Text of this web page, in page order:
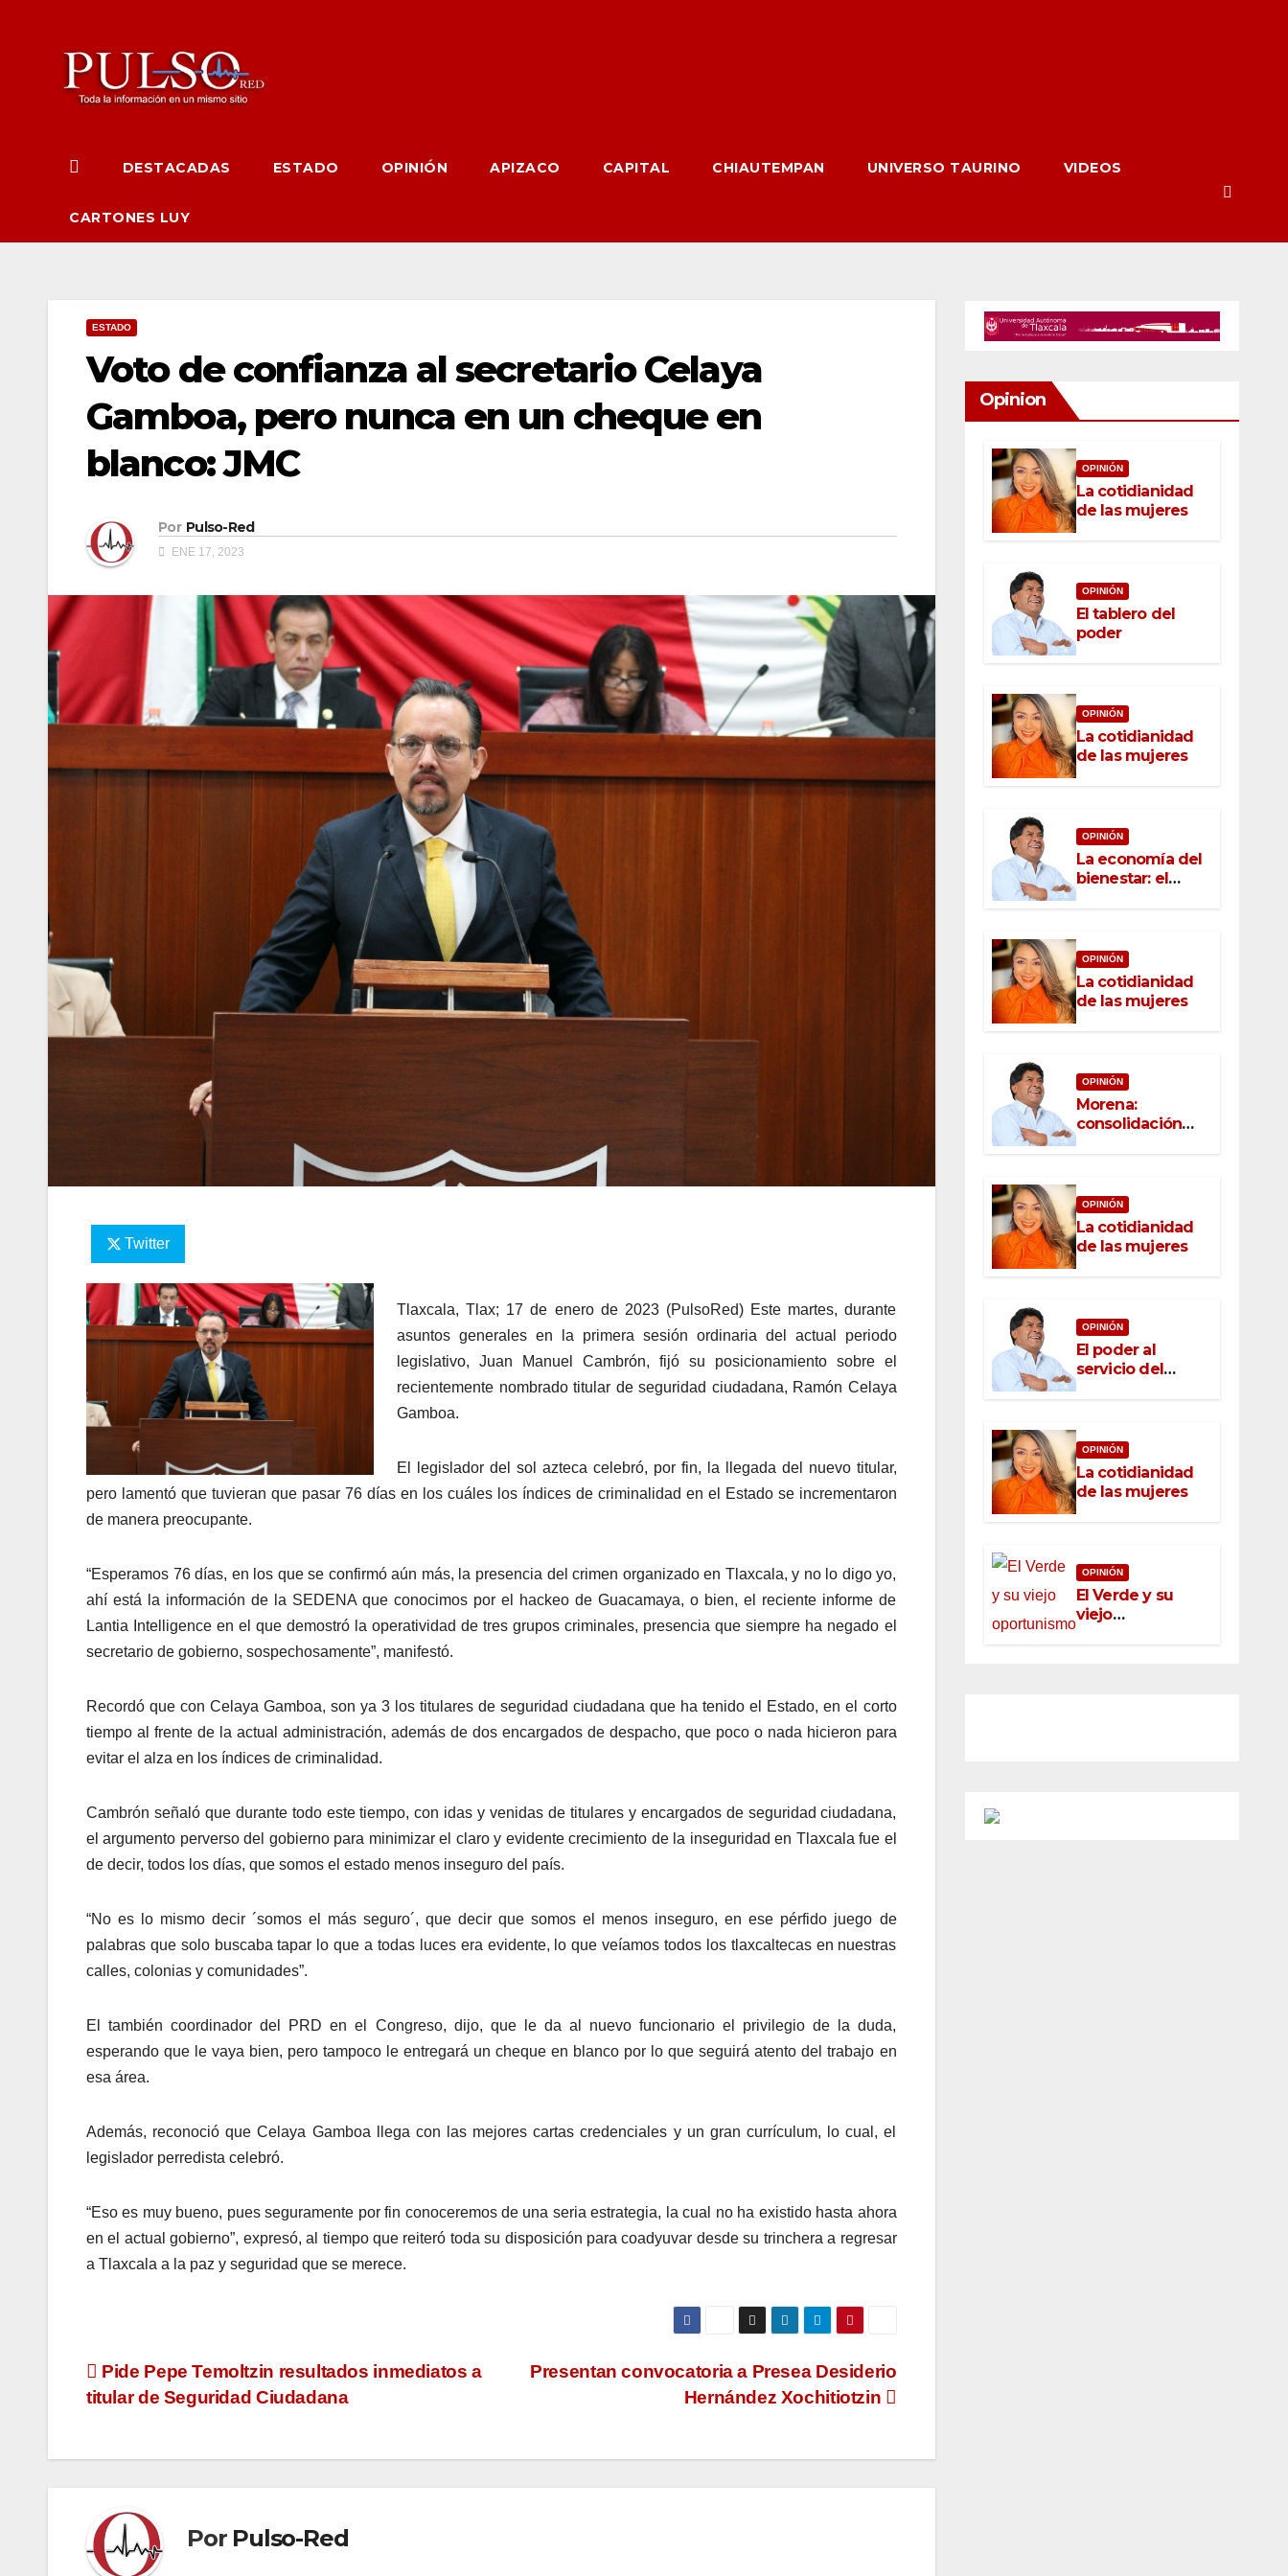
DESTACADAS ESTADO OPINIÓN APIZACO CAPITAL CHIAUTEMPAN UNIVERSO TAURINO VIDEOS
CARTONES LUY
ESTADO
Voto de confianza al secretario Celaya
Gamboa, pero nunca en un cheque en
blanco: JMC
Por Pulso-Red
ENE 17, 2023
Twitter
Tlaxcala, Tlax; 17 de enero de 2023 (PulsoRed) Este martes, durante
asuntos generales en la primera sesión ordinaria del actual periodo
legislativo, Juan Manuel Cambrón, fijó su posicionamiento sobre el
recientemente nombrado titular de seguridad ciudadana, Ramón Celaya
Gamboa.
El legislador del sol azteca celebró, por fin, la llegada del nuevo titular,
pero lamentó que tuvieran que pasar 76 días en los cuáles los índices de criminalidad en el Estado se incrementaron
de manera preocupante.
“Esperamos 76 días, en los que se confirmó aún más, la presencia del crimen organizado en Tlaxcala, y no lo digo yo,
ahí está la información de la SEDENA que conocimos por el hackeo de Guacamaya, o bien, el reciente informe de
Lantia Intelligence en el que demostró la operatividad de tres grupos criminales, presencia que siempre ha negado el
secretario de gobierno, sospechosamente”, manifestó.
Recordó que con Celaya Gamboa, son ya 3 los titulares de seguridad ciudadana que ha tenido el Estado, en el corto
tiempo al frente de la actual administración, además de dos encargados de despacho, que poco o nada hicieron para
evitar el alza en los índices de criminalidad.
Cambrón señaló que durante todo este tiempo, con idas y venidas de titulares y encargados de seguridad ciudadana,
el argumento perverso del gobierno para minimizar el claro y evidente crecimiento de la inseguridad en Tlaxcala fue el
de decir, todos los días, que somos el estado menos inseguro del país.
“No es lo mismo decir ´somos el más seguro´, que decir que somos el menos inseguro, en ese pérfido juego de
palabras que solo buscaba tapar lo que a todas luces era evidente, lo que veíamos todos los tlaxcaltecas en nuestras
calles, colonias y comunidades”.
El también coordinador del PRD en el Congreso, dijo, que le da al nuevo funcionario el privilegio de la duda,
esperando que le vaya bien, pero tampoco le entregará un cheque en blanco por lo que seguirá atento del trabajo en
esa área.
Además, reconoció que Celaya Gamboa llega con las mejores cartas credenciales y un gran currículum, lo cual, el
legislador perredista celebró.
“Eso es muy bueno, pues seguramente por fin conoceremos de una seria estrategia, la cual no ha existido hasta ahora
en el actual gobierno”, expresó, al tiempo que reiteró toda su disposición para coadyuvar desde su trinchera a regresar
a Tlaxcala a la paz y seguridad que se merece.
Navegación
entradas
Presentan convocatoria a Presea Desiderio
Hernández Xochitiotzin
Pide Pepe Temoltzin resultados inmediatos a
titular de Seguridad Ciudadana
Por Pulso-Red
Opinion
OPINIÓN
La cotidianidad
de las mujeres
OPINIÓN
El tablero del
poder
OPINIÓN
La cotidianidad
de las mujeres
OPINIÓN
La economía del
bienestar: el
nuevo rostro del
OPINIÓN
La cotidianidad
de las mujeres
OPINIÓN
Morena:
consolidación
con raíz, rumbo
OPINIÓN
La cotidianidad
de las mujeres
OPINIÓN
El poder al
servicio del
pueblo: la nueva
México
OPINIÓN
La cotidianidad
de las mujeres
OPINIÓN
El Verde y su
viejo